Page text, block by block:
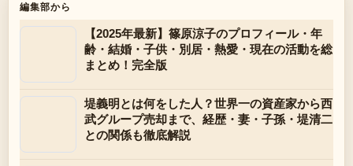
編集部から
【2025年最新】篠原涼子のプロフィール・年
齢・結婚・子供・別居・熱愛・現在の活動を総
まとめ！完全版
堤義明とは何をした人？世界一の資産家から西
武グループ売却まで、経歴・妻・子孫・堤清二
との関係も徹底解説